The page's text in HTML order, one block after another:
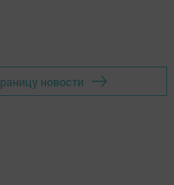
новости